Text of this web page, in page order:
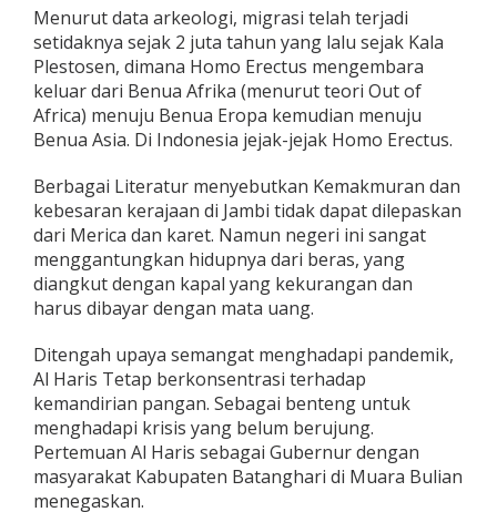
Menurut data arkeologi, migrasi telah terjadi
setidaknya sejak 2 juta tahun yang lalu sejak Kala
Plestosen, dimana Homo Erectus mengembara
keluar dari Benua Afrika (menurut teori Out of
Africa) menuju Benua Eropa kemudian menuju
Benua Asia. Di Indonesia jejak-jejak Homo Erectus.
Berbagai Literatur menyebutkan Kemakmuran dan
kebesaran kerajaan di Jambi tidak dapat dilepaskan
dari Merica dan karet. Namun negeri ini sangat
menggantungkan hidupnya dari beras, yang
diangkut dengan kapal yang kekurangan dan
harus dibayar dengan mata uang.
Ditengah upaya semangat menghadapi pandemik,
Al Haris Tetap berkonsentrasi terhadap
kemandirian pangan. Sebagai benteng untuk
menghadapi krisis yang belum berujung.
Pertemuan Al Haris sebagai Gubernur dengan
masyarakat Kabupaten Batanghari di Muara Bulian
menegaskan.